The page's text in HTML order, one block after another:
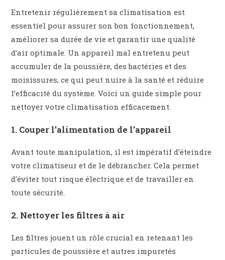
Entretenir régulièrement sa climatisation est
essentiel pour assurer son bon fonctionnement,
améliorer sa durée de vie et garantir une qualité
d’air optimale. Un appareil mal entretenu peut
accumuler de la poussière, des bactéries et des
moisissures, ce qui peut nuire à la santé et réduire
l’efficacité du système. Voici un guide simple pour
nettoyer votre climatisation efficacement.
1. Couper l’alimentation de l’appareil
Avant toute manipulation, il est impératif d’éteindre
votre climatiseur et de le débrancher. Cela permet
d’éviter tout risque électrique et de travailler en
toute sécurité.
2. Nettoyer les filtres à air
Les filtres jouent un rôle crucial en retenant les
particules de poussière et autres impuretés